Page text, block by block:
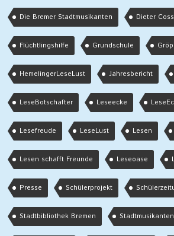
Die Bremer Stadtmusikanten Dieter
Flüchtlingshilfe Grundschule
HemelingerLeseLust Jahresbericht
LeseBotschafter Leseecke
Lesefreude LeseLust Lesen
Lesen schafft Freunde Leseoase
Presse Schülerprojekt
Stadtbibliothek Bremen Stadtmusikanten